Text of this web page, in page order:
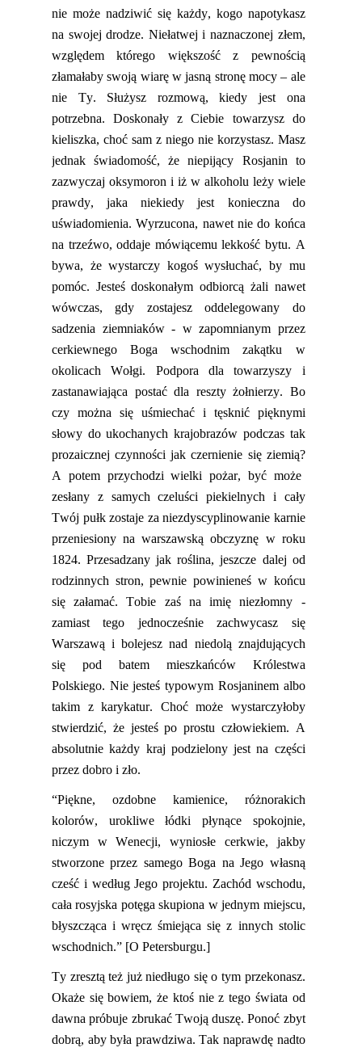
nie może nadziwić się każdy, kogo napotykasz
na swojej drodze. Niełatwej i naznaczonej złem,
względem którego większość z pewnością
złamałaby swoją wiarę w jasną stronę mocy – ale
nie Ty. Służysz rozmową, kiedy jest ona
potrzebna. Doskonały z Ciebie towarzysz do
kieliszka, choć sam z niego nie korzystasz. Masz
jednak świadomość, że niepijący Rosjanin to
zazwyczaj oksymoron i iżw alkoholu leży wiele
prawdy, jaka niekiedy jest konieczna do
uświadomienia. Wyrzucona, nawet nie do końca
na trzeźwo, oddaje mówiącemu lekkość bytu. A
bywa, żewystarczy kogoś wysłuchać, by mu
pomóc. Jesteś doskonałymodbiorcą żalinawet
wówczas, gdy zostajesz oddelegowany do
sadzenia ziemniaków - w zapomnianym przez
cerkiewnego Boga wschodnim zakątku w
okolicach Wołgi. Podpora dla towarzyszy i
zastanawiająca postać dla reszty żołnierzy. Bo
czy można się uśmiechać i tęsknić pięknymi
słowy do ukochanych krajobrazów podczas tak
prozaicznej czynności jak czernienie się ziemią?
A potem przychodzi wielki pożar, być może
zesłany z samych czeluści piekielnych i cały
Twój pułk zostaje za niezdyscyplinowanie karnie
przeniesiony na warszawską obczyznę w roku
1824. Przesadzany jak roślina,jeszcze dalej od
rodzinnych stron,pewnie powinieneś w końcu
się załamać. Tobie zaś na imię niezłomny -
zamiast tego jednocześnie zachwycasz się
Warszawą i bolejesz nad niedolą znajdujących
się pod batem mieszkańców Królestwa
Polskiego. Nie jesteś typowym Rosjaninem albo
takim z karykatur. Choć może wystarczyłoby
stwierdzić, że jesteś po prostu człowiekiem. A
absolutnie każdy kraj podzielony jest na części
przez dobro i zło.
“Piękne, ozdobne kamienice, różnorakich
kolorów, urokliwe łódki płynące spokojnie,
niczym w Wenecji, wyniosłe cerkwie, jakby
stworzoneprzez samego Boga na Jego własną
cześć i według Jego projektu. Zachód wschodu,
cała rosyjska potęga skupiona w jednym miejscu,
błyszcząca i wręcz śmiejąca się z innych stolic
wschodnich.” [O Petersburgu.]
Ty zresztą też już niedługo się o tym przekonasz.
Okaże się bowiem, że ktoś nie z tego świata od
dawna próbuje zbrukać Twoją duszę. Ponoć zbyt
dobrą, aby była prawdziwa. Tak naprawdę nadto